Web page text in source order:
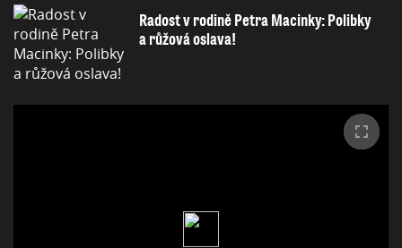
Radost v rodině Petra Macinky: Polibky
a růžová oslava!